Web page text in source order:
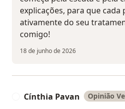
explicações, para que
ativamente do seu
comigo!
18 de junho de 2026
Cínthia Pavan Opinião